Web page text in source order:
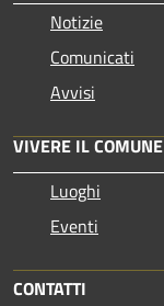
Notizie
Comunicati
Avvisi
VIVERE IL COMUNE
Luoghi
Eventi
CONTATTI